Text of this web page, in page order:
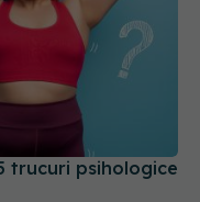
trucuri psihologice